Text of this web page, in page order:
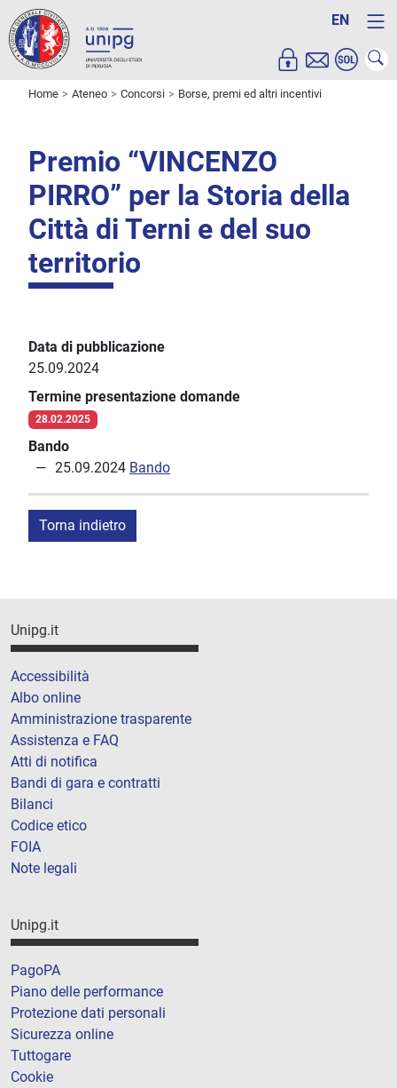
EN
Home Ateneo Concorsi Borse, premi ed altri incentivi
Premio “VINCENZO
PIRRO” per la Storia della
Città di Terni e del suo
territorio
Data di pubblicazione
25.09.2024
Termine presentazione domande
28.02.2025
Bando
25.09.2024 Bando
Torna indietro
Unipg.it
Accessibilità
Albo online
Amministrazione trasparente
Assistenza e FAQ
Atti di notifica
Bandi di gara e contratti
Bilanci
Codice etico
FOIA
Note legali
Unipg.it
PagoPA
Piano delle performance
Protezione dati personali
Sicurezza online
Tuttogare
Cookie